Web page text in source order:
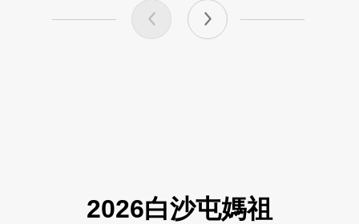
2026白沙屯媽祖